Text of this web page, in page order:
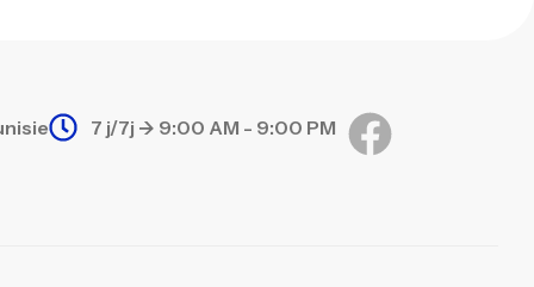
7 j/7j -> 9:00 AM - 9:00 PM